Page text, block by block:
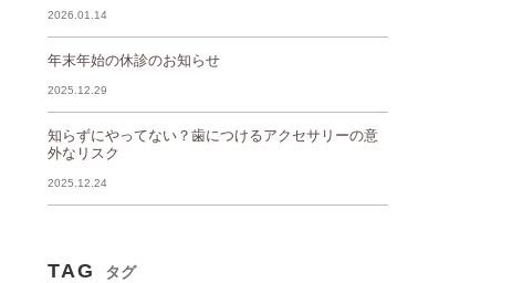
2026.01.14
年末年始の休診のお知らせ
2025.12.29
知らずにやってない？歯につけるアクセサリーの意
外なリスク
2025.12.24
TAG タグ